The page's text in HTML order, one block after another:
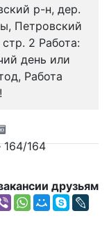
р-н, дер.
Петровский
2 Работа:
день или
Работа
164/164
друзьям